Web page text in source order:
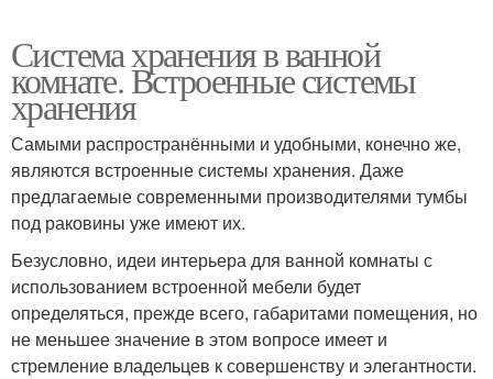
Система хранения в ванной
комнате. Встроенные системы
хранения
Самыми распространёнными и удобными, конечно же,
являются встроенные системы хранения. Даже
предлагаемые современными производителями тумбы
под раковины уже имеют их.
Безусловно, идеи интерьера для ванной комнаты с
использованием встроенной мебели будет
определяться, прежде всего, габаритами помещения, но
не меньшее значение в этом вопросе имеет и
стремление владельцев к совершенству и элегантности.